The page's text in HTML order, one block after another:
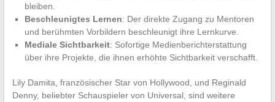
bleiben.
Beschleunigtes Lernen: Der direkte Zugang zu Mentoren
und berühmten Vorbildern beschleunigt ihre Lernkurve.
Mediale Sichtbarkeit: Sofortige Medienberichterstattung
über ihre Projekte, die ihnen erhöhte Sichtbarkeit verschafft.
Lily Damita, französischer Star von Hollywood, und Reginald
Denny, beliebter Schauspieler von Universal, sind weitere